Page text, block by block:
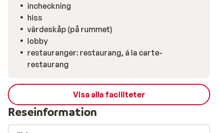
incheckning
hiss
värdeskåp (på rummet)
lobby
restauranger: restaurang, á la carte-
restaurang
Visa alla faciliteter
Reseinformation